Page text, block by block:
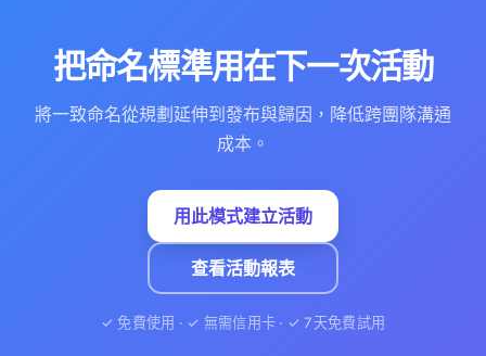
把命名標準用在下一次活動
將一致命名從規劃延伸到發布與歸因，降低跨團隊溝通
成本。
用此模式建立活動
查看活動報表
✓ 免費使用 · ✓ 無需信用卡 · ✓ 7天免費試用